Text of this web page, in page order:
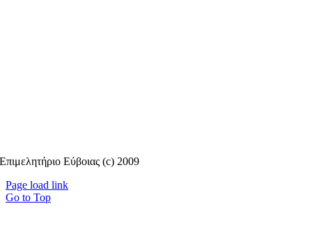
Επιμελητήριο Εύβοιας (c) 2009
Page load link
Go to Top